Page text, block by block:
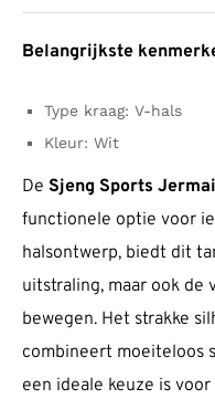
Belangrijkste
Type kraag: V-hals
Kleur: Wit
De Sjeng Sports
functionele optie voor
halsontwerp, biedt dit
uitstraling, maar ook de
bewegen. Het strakke
combineert moeiteloos
een ideale keuze is